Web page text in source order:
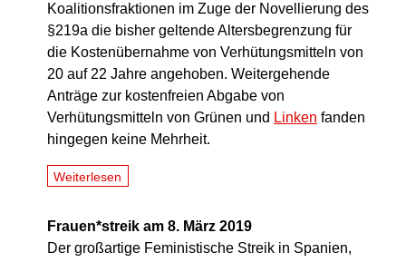
Koalitionsfraktionen im Zuge der Novellierung des
§219a die bisher geltende Altersbegrenzung für
die Kostenübernahme von Verhütungsmitteln von
20 auf 22 Jahre angehoben. Weitergehende
Anträge zur kostenfreien Abgabe von
Verhütungsmitteln von Grünen und Linken fanden
hingegen keine Mehrheit.
Weiterlesen
Frauen*streik am 8. März 2019
Der großartige Feministische Streik in Spanien,